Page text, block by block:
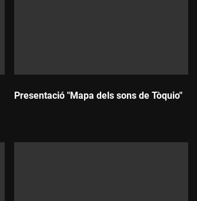
Presentació "Mapa dels sons de Tòquio"